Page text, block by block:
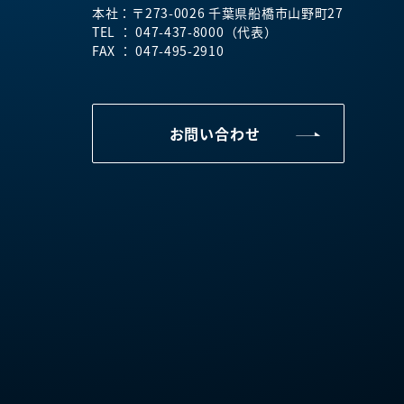
本社：〒273-0026 千葉県船橋市山野町27
TEL ： 047-437-8000（代表）
FAX ： 047-495-2910
お問い合わせ